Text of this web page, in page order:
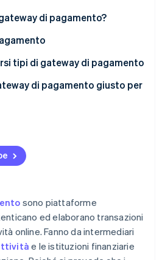
up
2026
sta costruendo l'infrastruttura
App Marketplace
di pagamento?
tipi di gateway di pagamento
di pagamento giusto per
business e il volume della tua
tecniche
e alla conformità
con il tuo ambiente di
sono piattaforme
ed elaborano transazioni
online. Fanno da intermediari
e le istituzioni finanziarie